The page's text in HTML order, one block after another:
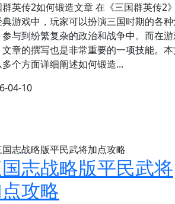
英传2如何锻造文章 在《三国群英传2
游戏中，玩家可以扮演三国时期的各种
与到纷繁复杂的政治和战争中。而在
章的撰写也是非常重要的一项技能。本
个方面详细阐述如何锻造...
04-10
志战略版平民武将
攻略